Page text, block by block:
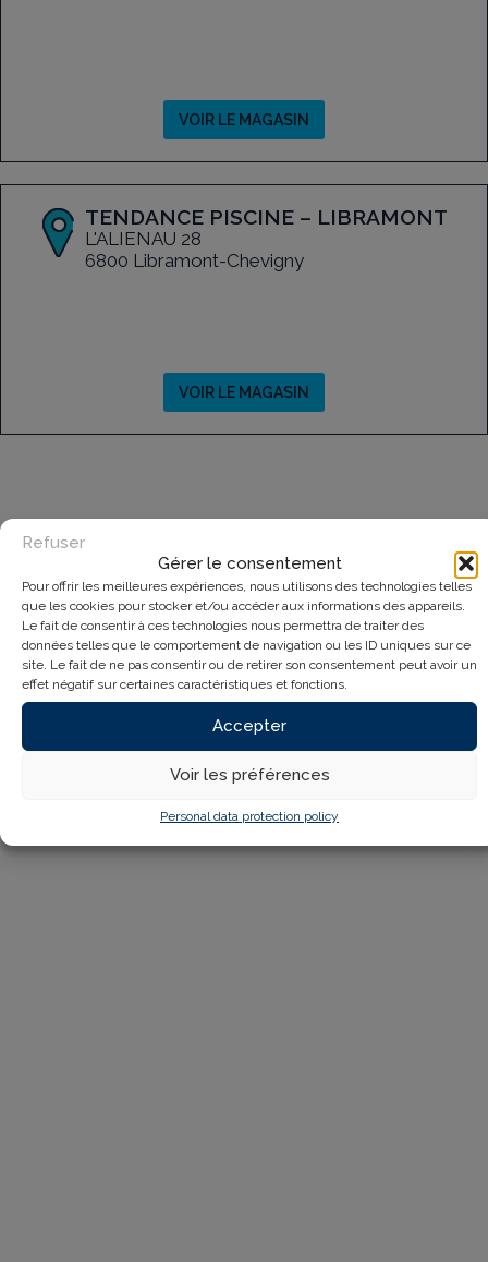
Gérer le consentement
Pour offrir les meilleures expériences, nous utilisons des technologies telles
que les cookies pour stocker et/ou accéder aux informations des appareils.
Le fait de consentir à ces technologies nous permettra de traiter des
données telles que le comportement de navigation ou les ID uniques sur ce
site. Le fait de ne pas consentir ou de retirer son consentement peut avoir un
effet négatif sur certaines caractéristiques et fonctions.
Accepter
Refuser
Voir les préférences
Personal data protection policy
VOIR LE MAGASIN
TENDANCE PISCINE – LIBRAMONT
L'ALIENAU 28
6800 Libramont-Chevigny
VOIR LE MAGASIN